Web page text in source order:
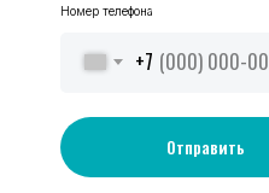
Номер телефона
+7
Отправить